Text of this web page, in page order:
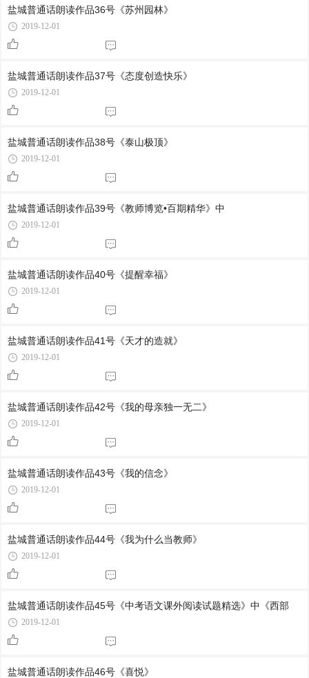
盐城普通话朗读作品36号《苏州园林》
2019-12-01
盐城普通话朗读作品37号《态度创造快乐》
2019-12-01
盐城普通话朗读作品38号《泰山极顶》
2019-12-01
盐城普通话朗读作品39号《教师博览•百期精华》中
2019-12-01
盐城普通话朗读作品40号《提醒幸福》
2019-12-01
盐城普通话朗读作品41号《天才的造就》
2019-12-01
盐城普通话朗读作品42号《我的母亲独一无二》
2019-12-01
盐城普通话朗读作品43号《我的信念》
2019-12-01
盐城普通话朗读作品44号《我为什么当教师》
2019-12-01
盐城普通话朗读作品45号《中考语文课外阅读试题精选》中《西部
2019-12-01
盐城普通话朗读作品46号《喜悦》